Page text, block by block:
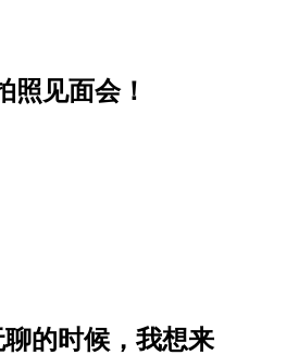
照见面会！
聊的时候，我想来